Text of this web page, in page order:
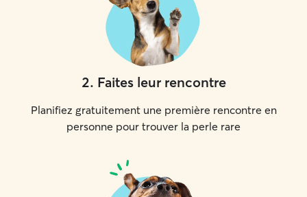
2. Faites leur rencontre
Planifiez gratuitement une première rencontre en
personne pour trouver la perle rare